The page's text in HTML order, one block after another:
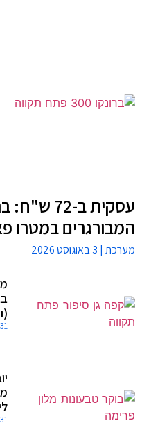
המבורגרים במטרו
מערכת
31 ביולי 2026
31 ביולי 2026